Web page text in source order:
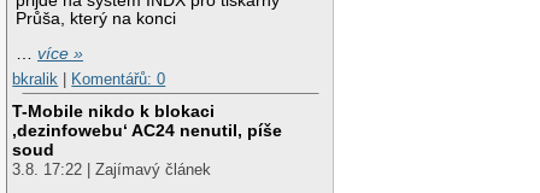
Průša, který na konci
…více »
bkralik
Komentářů: 0
T-Mobile nikdo k blokaci
‚dezinfowebu‘ AC24 nenutil, píše
soud
3.8. 17:22 | Zajímavý článek